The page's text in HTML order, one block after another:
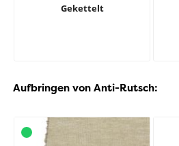
Gekettelt
Aufbringen von Anti-Rutsch: